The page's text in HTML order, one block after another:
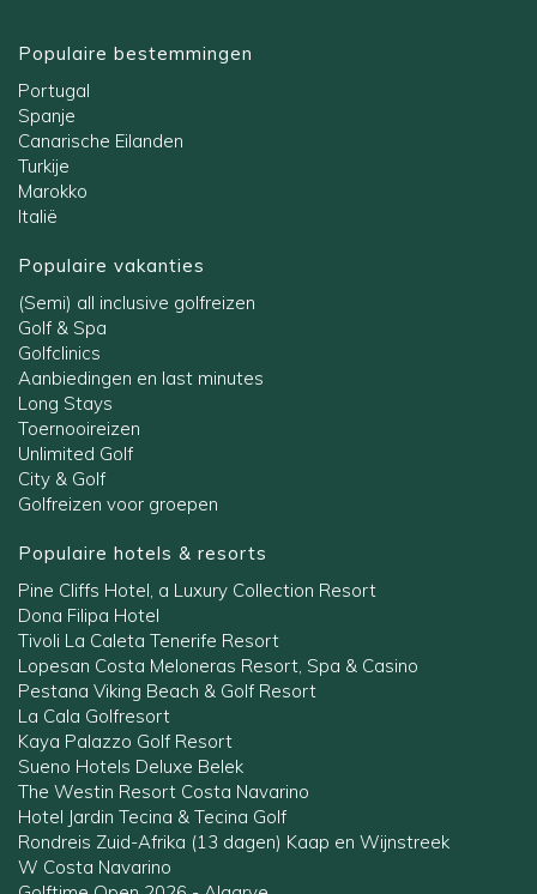
Populaire bestemmingen
Portugal
Spanje
Canarische Eilanden
Turkije
Marokko
Italië
Populaire vakanties
(Semi) all inclusive golfreizen
Golf & Spa
Golfclinics
Aanbiedingen en last minutes
Long Stays
Toernooireizen
Unlimited Golf
City & Golf
Golfreizen voor groepen
Populaire hotels & resorts
Pine Cliffs Hotel, a Luxury Collection Resort
Dona Filipa Hotel
Tivoli La Caleta Tenerife Resort
Lopesan Costa Meloneras Resort, Spa & Casino
Pestana Viking Beach & Golf Resort
La Cala Golfresort
Kaya Palazzo Golf Resort
Sueno Hotels Deluxe Belek
The Westin Resort Costa Navarino
Hotel Jardin Tecina & Tecina Golf
Rondreis Zuid-Afrika (13 dagen) Kaap en Wijnstreek
W Costa Navarino